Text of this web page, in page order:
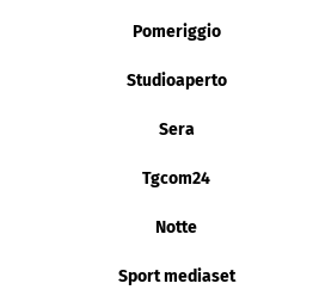
Pomeriggio
Studioaperto
Sera
Tgcom24
Notte
Sport mediaset